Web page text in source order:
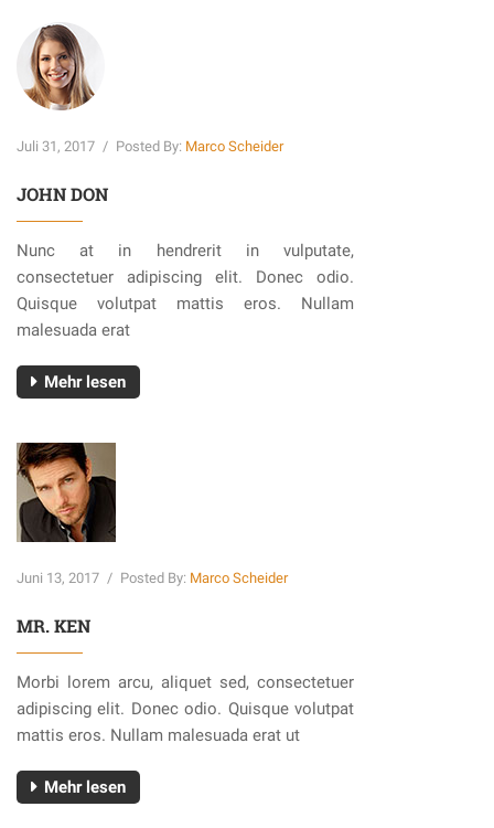
Juli 31, 2017 / Posted By: Marco Scheider
JOHN DON
Nunc at in hendrerit in vulputate,
consectetuer adipiscing elit. Donec odio.
Quisque volutpat mattis eros. Nullam
malesuada erat
Mehr lesen
Juni 13, 2017 / Posted By: Marco Scheider
MR. KEN
Morbi lorem arcu, aliquet sed, consectetuer
adipiscing elit. Donec odio. Quisque volutpat
mattis eros. Nullam malesuada erat ut
Mehr lesen